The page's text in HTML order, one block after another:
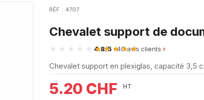
RÉF : 4707
Chevalet support de
4.8/5· 40 avis clients
Chevalet support en plexiglas, capacité 3,5
5.20 CHF HT